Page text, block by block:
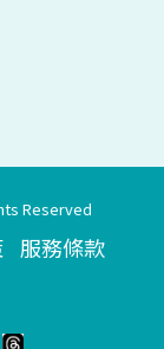
Reserved
服務條款